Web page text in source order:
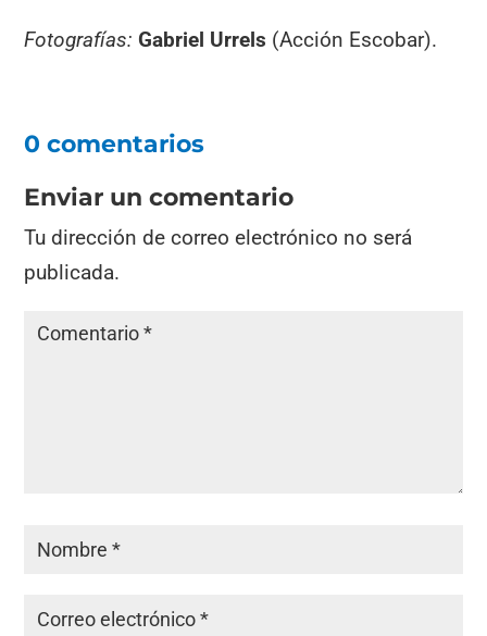
Fotografías: Gabriel Urrels (Acción Escobar).
0 comentarios
Enviar un comentario
Tu dirección de correo electrónico no será
publicada.